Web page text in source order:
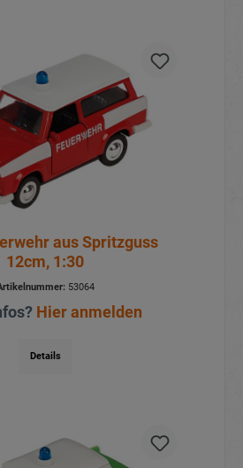
aus Spritzguss
12cm, 1:30
53064
Hier anmelden
Details